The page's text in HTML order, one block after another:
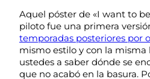
Aquel póster de «I want to
piloto fue una primera
temporadas posteriores por
mismo estilo y con la misma
ustedes a saber dónde se
que no acabó en la basura.